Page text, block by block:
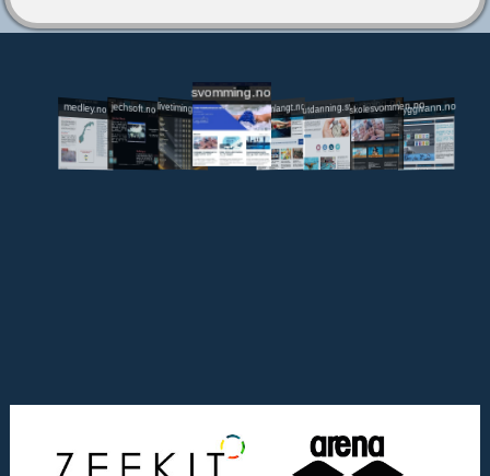
medley.no jechsoft.nolivetiming.medley.no
svomming.no
svomlangt.noutdanning.svomming.no
skolesvommen.notryggivann.no